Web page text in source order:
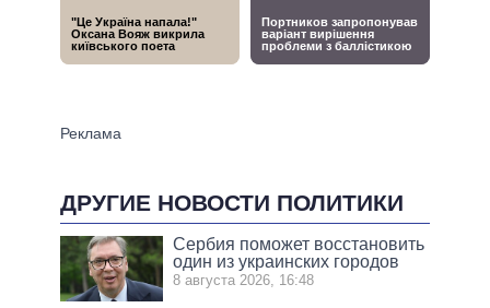
ДРУГИЕ НОВОСТИ ПОЛИТИКИ
Сербия поможет восстановить
один из украинских городов
8 августа 2026, 16:48